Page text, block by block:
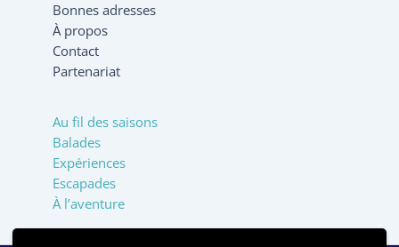
Bonnes adresses
À propos
Contact
Partenariat
Au fil des saisons
Balades
Expériences
Escapades
À l’aventure